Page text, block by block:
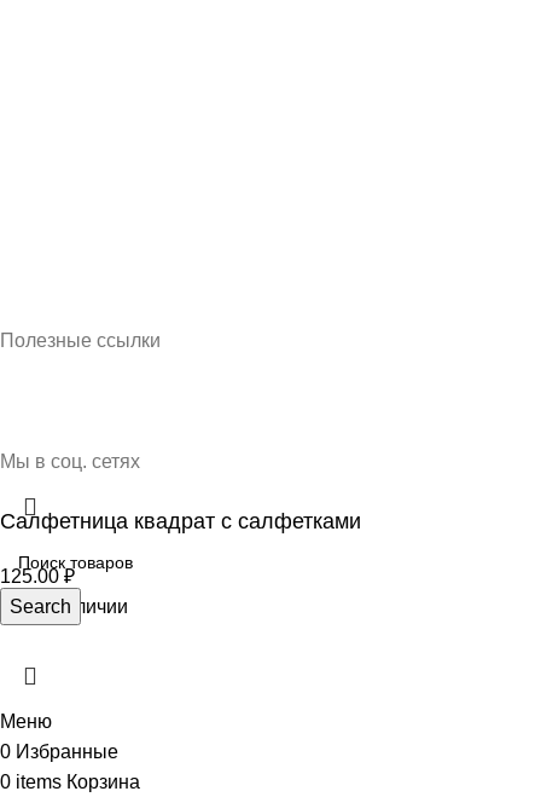
Полезные ссылки
Мы в соц. сетях
Search
Салфетница квадрат с салфетками
125.00 ₽
Нет в наличии
Меню
0 Избранные
0 items Корзина